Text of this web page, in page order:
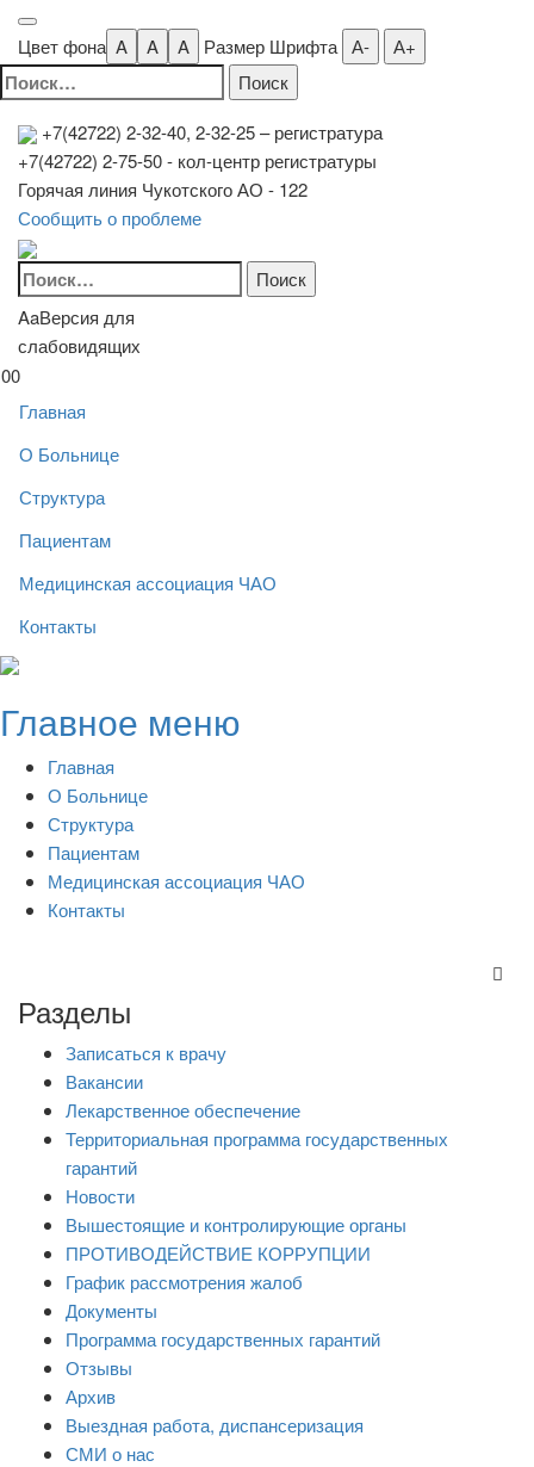
Цвет фона A A A Размер Шрифта А- А+
Найти:
+7(42722) 2-32-40, 2-32-25– регистратура
+7(42722) 2-75-50 - кол-центр регистратуры
Горячая линия Чукотского АО - 122
Сообщить о проблеме
Найти:
AaВерсия для
слабовидящих
00
Главная
О Больнице
Структура
Пациентам
Медицинская ассоциация ЧАО
Контакты
Skip
content
Главное меню
Главная
О Больнице
Структура
Пациентам
Медицинская ассоциация ЧАО
Контакты
Разделы
Записаться к врачу
Вакансии
Лекарственное обеспечение
Территориальная программа государственных
гарантий
Новости
Вышестоящие и контролирующие органы
ПРОТИВОДЕЙСТВИЕ КОРРУПЦИИ
График рассмотрения жалоб
Документы
Программа государственных гарантий
Отзывы
Архив
Выездная работа, диспансеризация
СМИ о нас